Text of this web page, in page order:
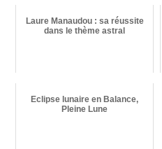
Laure Manaudou : sa réussite
dans le thème astral
Eclipse lunaire en Balance,
Pleine Lune